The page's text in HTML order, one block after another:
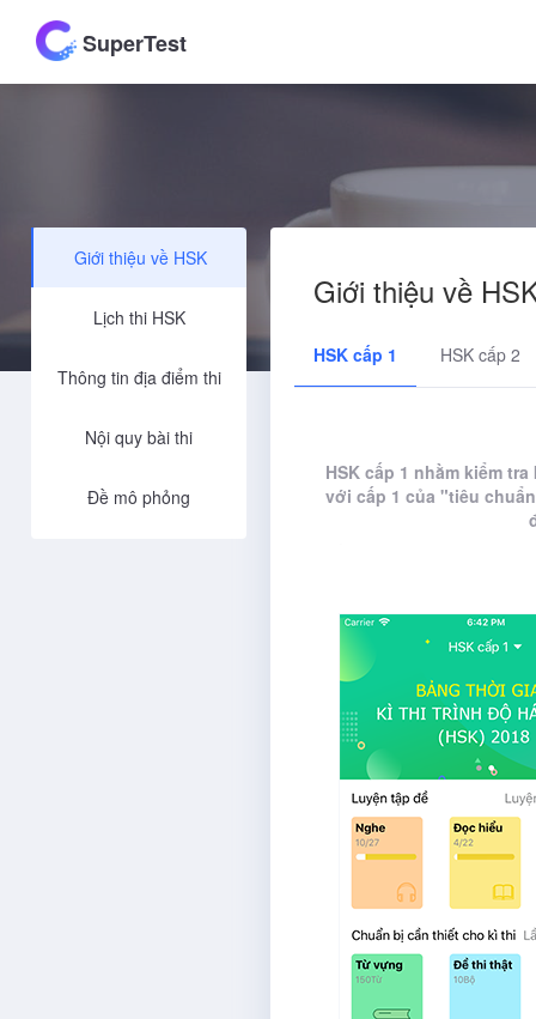
SuperTest
Giới thiệu về HSK
Lịch thi HSK
Thông tin địa điểm thi
Nội quy bài thi
Đề mô phỏng
Giới thiệu về
HSK cấp 1 HSK cấp 2
HSK cấp 1 nhằm kiểm
với cấp 1 của "tiêu